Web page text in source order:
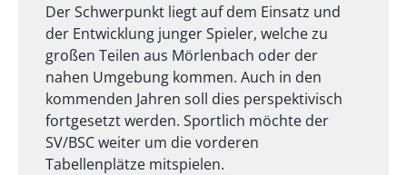
Der Schwerpunkt liegt auf dem Einsatz und
der Entwicklung junger Spieler, welche zu
großen Teilen aus Mörlenbach oder der
nahen Umgebung kommen. Auch in den
kommenden Jahren soll dies perspektivisch
fortgesetzt werden. Sportlich möchte der
SV/BSC weiter um die vorderen
Tabellenplätze mitspielen.